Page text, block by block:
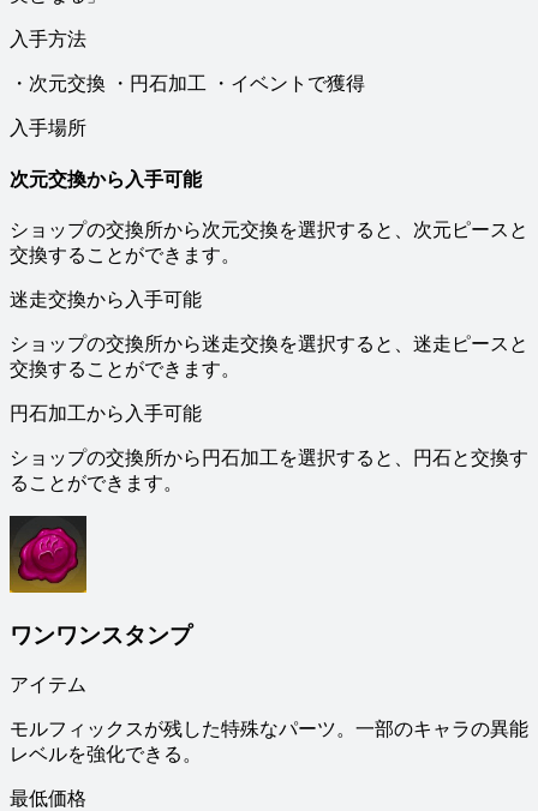
入手方法
・次元交換 ・円石加工 ・イベントで獲得
入手場所
次元交換から入手可能
ショップの交換所から次元交換を選択すると、次元ピースと
交換することができます。
迷走交換から入手可能
ショップの交換所から迷走交換を選択すると、迷走ピースと
交換することができます。
円石加工から入手可能
ショップの交換所から円石加工を選択すると、円石と交換す
ることができます。
ワンワンスタンプ
アイテム
モルフィックスが残した特殊なパーツ。一部のキャラの異能
レベルを強化できる。
最低価格